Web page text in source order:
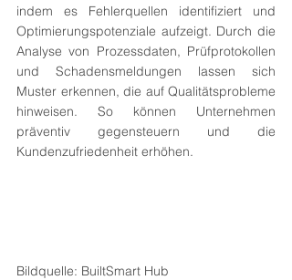
indem es Fehlerquellen identifiziert und
Optimierungspotenziale aufzeigt. Durch die
Analyse von Prozessdaten, Prüfprotokollen
und Schadensmeldungen lassen sich
Muster erkennen, die auf Qualitätsprobleme
hinweisen. So können Unternehmen
präventiv gegensteuern und die
Kundenzufriedenheit erhöhen.
Bildquelle: BuiltSmart Hub